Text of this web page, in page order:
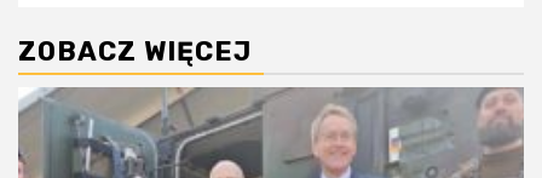
ZOBACZ WIĘCEJ